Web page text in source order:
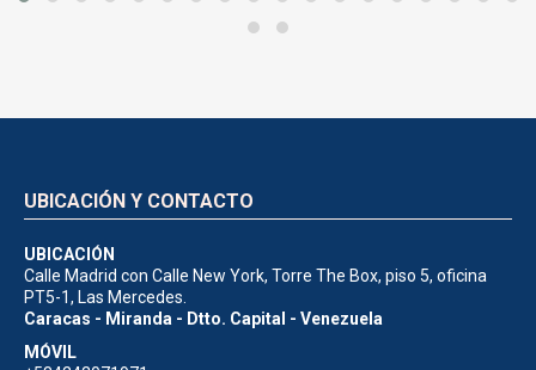
UBICACIÓN Y CONTACTO
UBICACIÓN
Calle Madrid con Calle New York, Torre The Box, piso 5, oficina
PT5-1, Las Mercedes.
Caracas - Miranda - Dtto. Capital - Venezuela
MÓVIL